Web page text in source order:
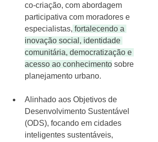
co-criação, com abordagem
participativa com moradores e
especialistas, fortalecendo a
inovação social, identidade
comunitária, democratização e
acesso ao conhecimento sobre
planejamento urbano.
Alinhado aos Objetivos de
Desenvolvimento Sustentável
(ODS), focando em cidades
inteligentes sustentáveis,